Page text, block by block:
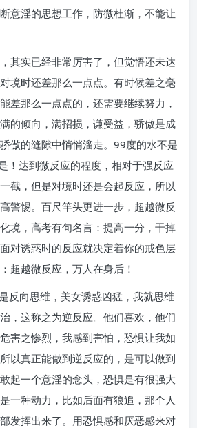
意淫的思想工作，防微杜渐，不能让
其实已经非常厉害了，但觉悟还未达
境时还差那么一点点。有时候差之毫
差那么一点点的，还需要继续努力，
的倾向，满招损，谦受益，骄傲是成
傲的缝隙中悄悄溜走。99度的水不是
！达到微反应的程度，相对于强反应
截，但是对境时还是会起反应，所以
警惕。百尺竿头更进一步，超越微反
境，高考有句名言：提高一分，干掉
对诱惑时的反应就决定着你的戒色层
超越微反应，万人在身后！
反向思维，美女诱惑凶猛，我就思维
，这称之为逆反应。他们喜欢，他们
害之惨烈，我感到害怕，恐惧让我如
以真正能做到逆反应的，是可以做到
起一个意淫的念头，恐惧是有很强大
一种动力，比如后面有狼追，那个人
发挥出来了。用恐惧感和厌恶感来对